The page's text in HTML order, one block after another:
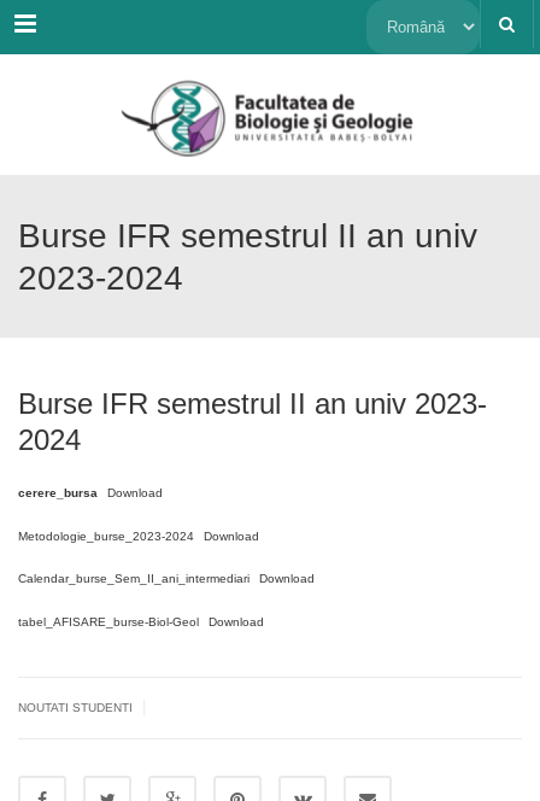
Menu Alege
limbă
Burse IFR semestrul II an univ
2023-2024
Burse IFR semestrul II an univ 2023-
2024
cerere_bursa Download
Metodologie_burse_2023-2024 Download
Calendar_burse_Sem_II_ani_intermediari Download
tabel_AFISARE_burse-Biol-Geol Download
NOUTATI STUDENTI